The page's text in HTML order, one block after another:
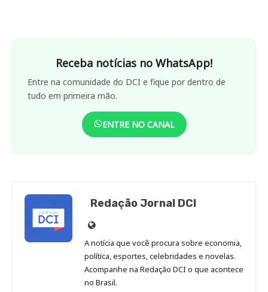
Receba notícias no WhatsApp!
Entre na comunidade do DCI e fique por dentro de
tudo em primeira mão.
ENTRE NO CANAL
Redação Jornal DCI
Site
de
Redação
Jornal
DCI
A notícia que você procura sobre economia,
política, esportes, celebridades e novelas.
Acompanhe na Redação DCI o que acontece
no Brasil.